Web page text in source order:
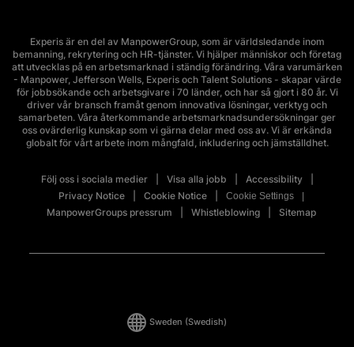
Experis är en del av ManpowerGroup, som är världsledande inom
bemanning, rekrytering och HR-tjänster. Vi hjälper människor och företag
att utvecklas på en arbetsmarknad i ständig förändring. Våra varumärken
- Manpower, Jefferson Wells, Experis och Talent Solutions - skapar värde
för jobbsökande och arbetsgivare i 70 länder, och har så gjort i 80 år. Vi
driver vår bransch framåt genom innovativa lösningar, verktyg och
samarbeten. Våra återkommande arbetsmarknadsundersökningar ger
oss ovärderlig kunskap som vi gärna delar med oss av. Vi är erkända
globalt för vårt arbete inom mångfald, inkludering och jämställdhet.
Följ oss i sociala medier Visa alla jobb
Accessibility
Privacy Notice
Cookie Notice Cookie Settings
ManpowerGroups pressrum Whistleblowing Sitemap
Sweden (Swedish)